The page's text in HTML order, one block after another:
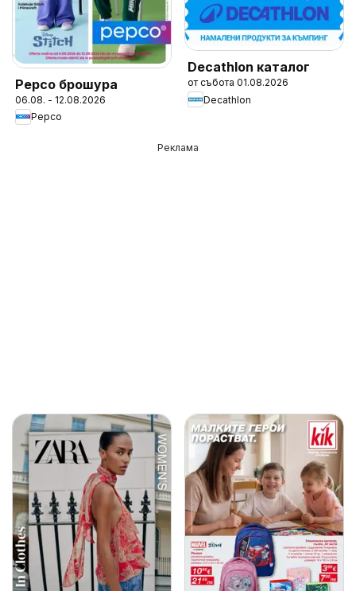
Pepco брошура
06.08. - 12.08.2026
Pepco
Decathlon каталог
от събота 01.08.2026
Decathlon
Реклама